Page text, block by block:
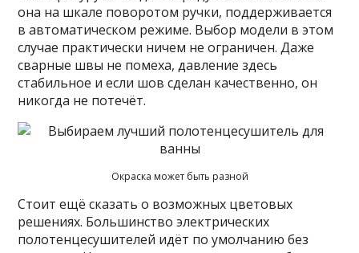
она на шкале поворотом ручки, поддерживается
в автоматическом режиме. Выбор модели в этом
случае практически ничем не ограничен. Даже
сварные швы не помеха, давление здесь
стабильное и если шов сделан качественно, он
никогда не потечёт.
Окраска может быть разной
Стоит ещё сказать о возможных цветовых
решениях. Большинство электрических
полотенцесушителей идёт по умолчанию без